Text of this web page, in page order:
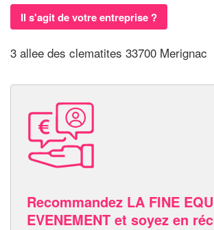
Il s'agit de votre entreprise ?
3 allee des clematites 33700 Merignac
Recommandez LA FINE
EVENEMENT et soyez en